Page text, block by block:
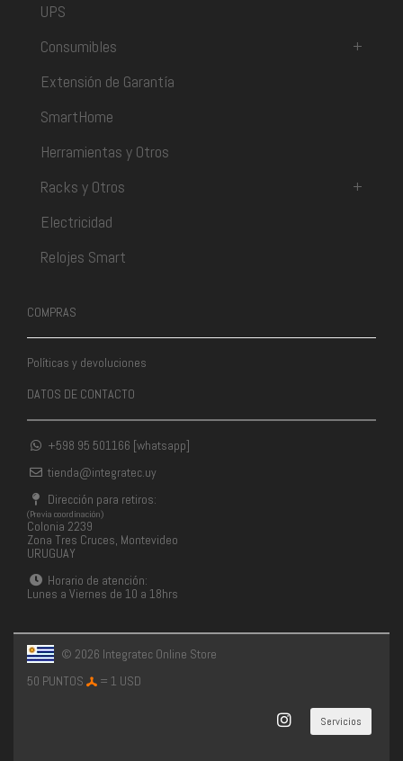
UPS
Consumibles
+
Extensión de Garantía
SmartHome
Herramientas y Otros
Racks y Otros
+
Electricidad
Relojes Smart
COMPRAS
Políticas y devoluciones
DATOS DE CONTACTO
+598 95 501166 [whatsapp]
tienda@integratec.uy
Dirección para retiros:
(Previa coordinación)
Colonia 2239
Zona Tres Cruces, Montevideo
URUGUAY
Horario de atención:
Lunes a Viernes de 10 a 18hrs
© 2026 Integratec Online Store
50 PUNTOS
= 1 USD
Servicios